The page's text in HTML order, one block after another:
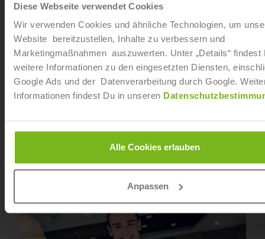
Diese Webseite verwendet Cookies
Wir verwenden Cookies und ähnliche Technologien, um
Website bereitzustellen, Inhalte zu verbessern und
Marketingmaßnahmen auszuwerten. Unter „Details“ findest
weitere Informationen zu den eingesetzten Diensten,
Google Ads und der Datenverarbeitung durch Google.
Informationen findest Du in unseren
Alle Cookies erlauben
Anpassen
Tourismusbetriebswirt